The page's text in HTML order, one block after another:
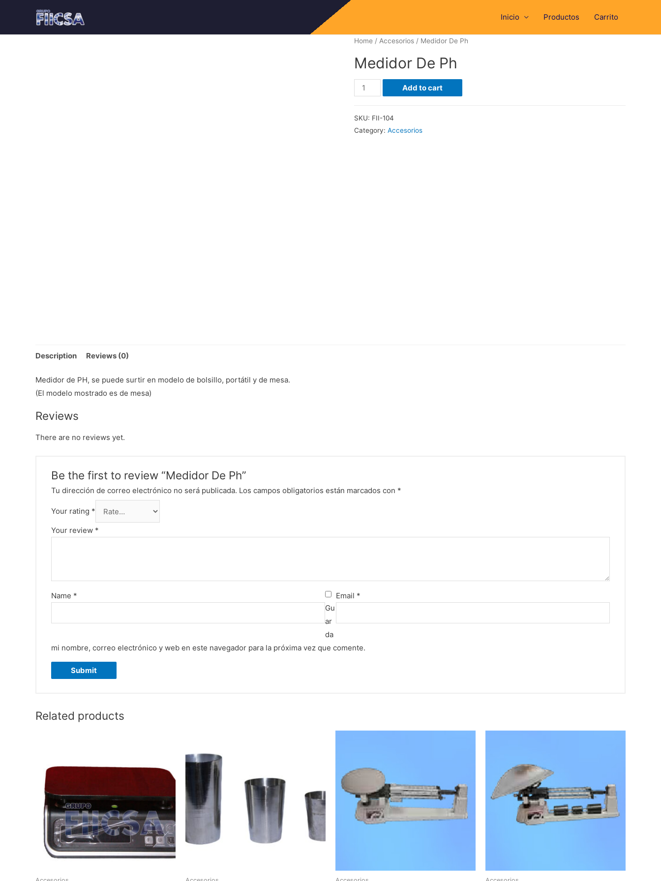
Inicio Productos Carrito
Home / Accesorios / Medidor De Ph
Medidor De Ph
Medidor
De
Add to cart
SKU: FII-104
Category: Accesorios
Description Reviews (0)
Medidor de PH, se puede surtir en modelo de bolsillo, portátil y de mesa.
(El modelo mostrado es de mesa)
Reviews
There are no reviews yet.
Be the first to review “Medidor De Ph”
Tu dirección de correo electrónico no será publicada. Los campos obligatorios están marcados con *
Your rating *
Your review *
Name * Email *
Gu
ar
da
mi nombre, correo electrónico y web en este navegador para la próxima vez que comente.
Related products